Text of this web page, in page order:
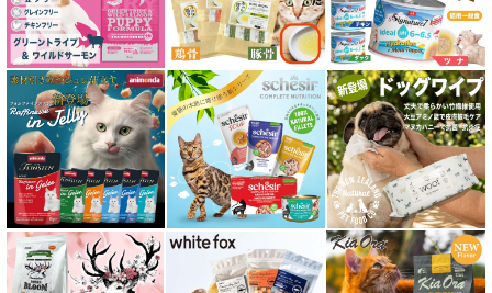
腎臓ケア対応キャットフード
関節サポート対応 フード for CAT
糖尿ケア対応 フード for CAT
肥満ケア対応 フード for CAT